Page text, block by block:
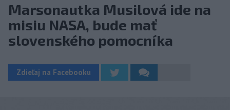
Marsonautka Musilová ide na
misiu NASA, bude mať
slovenského pomocníka
Zdieľaj na Facebooku